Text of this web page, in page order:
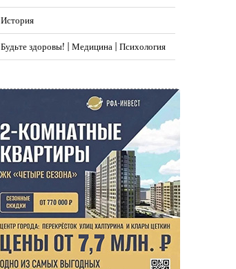
История
Будьте здоровы! | Медицина | Психология